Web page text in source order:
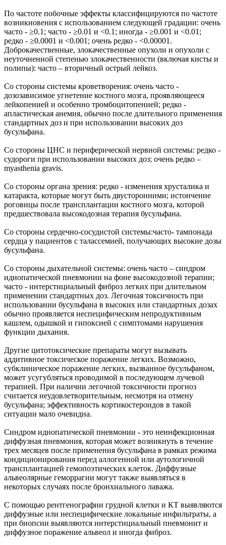
По частоте побочные эффекты классифицируются по частоте
возникновения с использованием следующей градации: очень
часто - ≥0.1; часто - ≥0.01 и <0.1; иногда - ≥0.001 и <0.01;
редко - ≥0.0001 и <0.001; очень редко - <0.00001.
Доброкачественные, злокачественные опухоли и опухоли с
неуточненной степенью злокачественности (включая кисты и
полипы): часто – вторичный острый лейкоз.
Со стороны системы кроветворения: очень часто -
дозозависимое угнетение костного мозга, проявляющееся
лейкопенией и особенно тромбоцитопенией; редко -
апластическая анемия, обычно после длительного применения
стандартных доз и при использовании высоких доз
бусульфана.
Со стороны ЦНС и периферической нервной системы: редко -
судороги при использовании высоких доз; очень редко –
myasthenia gravis.
Со стороны органа зрения: редко - изменения хрусталика и
катаракта, которые могут быть двусторонними; истончение
роговицы после трансплантации костного мозга, которой
предшествовала высокодозная терапия бусульфана.
Со стороны сердечно-сосудистой системы:часто- тампонада
сердца у пациентов с талассемией, получающих высокие дозы
бусульфана.
Со стороны дыхательной системы: очень часто – синдром
идиопатической пневмонии на фоне высокодозной терапии;
часто - интерстициальный фиброз легких при длительном
применении стандартных доз. Легочная токсичность при
использовании бусульфана в высоких или стандартных дозах
обычно проявляется неспецифическим непродуктивным
кашлем, одышкой и гипоксией с симптомами нарушения
функции дыхания.
Другие цитотоксические препараты могут вызывать
аддитивное токсическое поражение легких. Возможно,
субклиническое поражение легких, вызванное бусульфаном,
может усугубляться проводимой в последующем лучевой
терапией. При наличии легочной токсичности прогноз
считается неудовлетворительным, несмотря на отмену
бусульфана; эффективность кортикостероидов в такой
ситуации мало очевидна.
Синдром идиопатической пневмонии - это неинфекционная
диффузная пневмония, которая может возникнуть в течение
трех месяцев после применения бусульфана в рамках режима
кондиционирования перед аллогенной или аутологичной
трансплантацией гемопоэтических клеток. Диффузные
альвеолярные геморрагии могут также выявляться в
некоторых случаях после бронхиального лаважа.
С помощью рентгенографии грудной клетки и КТ выявляются
диффузные или неспецифические локальные инфильтраты, а
при биопсии выявляются интерстициальный пневмонит и
диффузное поражение альвеол и иногда фиброз.